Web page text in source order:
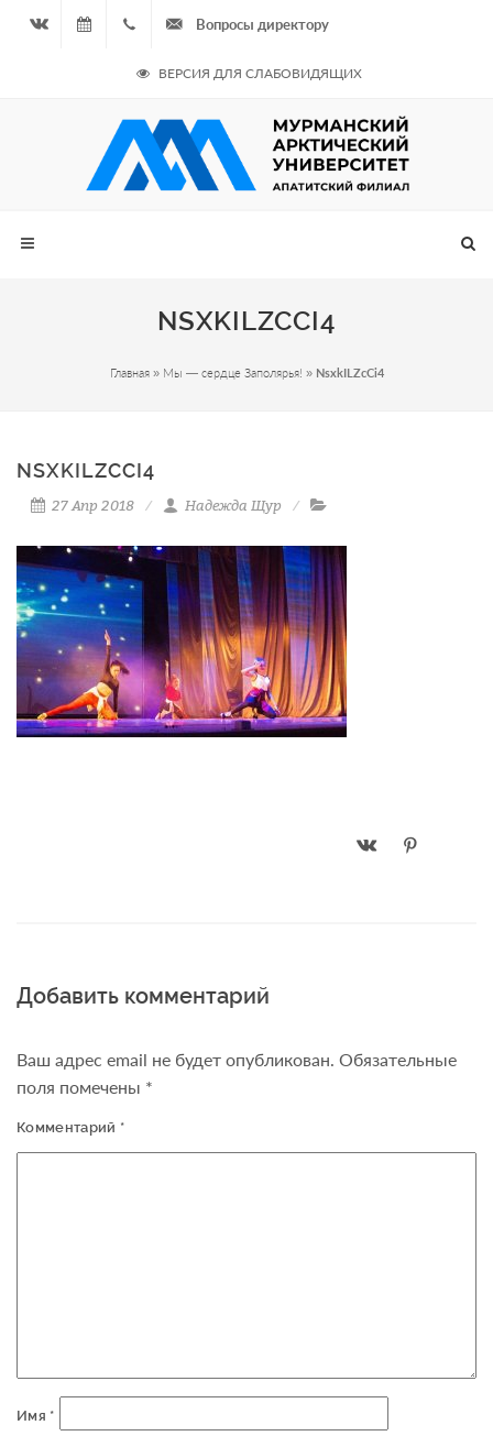
07.08.2026
- Чётная
неделя
964
687
Вопросы директору
ВЕРСИЯ ДЛЯ СЛАБОВИДЯЩИХ
NSXKILZCCI4
Главная» Мы — сердце Заполярья! » NsxkILZcCi4
NSXKILZCCI4
27 Апр 2018 Надежда Щур
Добавить комментарий
Ваш адрес email не будет опубликован. Обязательные
поля помечены *
Комментарий *
Имя *